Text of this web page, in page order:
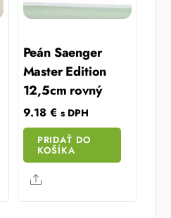
Peán Saenger
Master Edition
12,5cm rovný
9.18 € s DPH
PRIDAŤ DO
KOŠÍKA
Share